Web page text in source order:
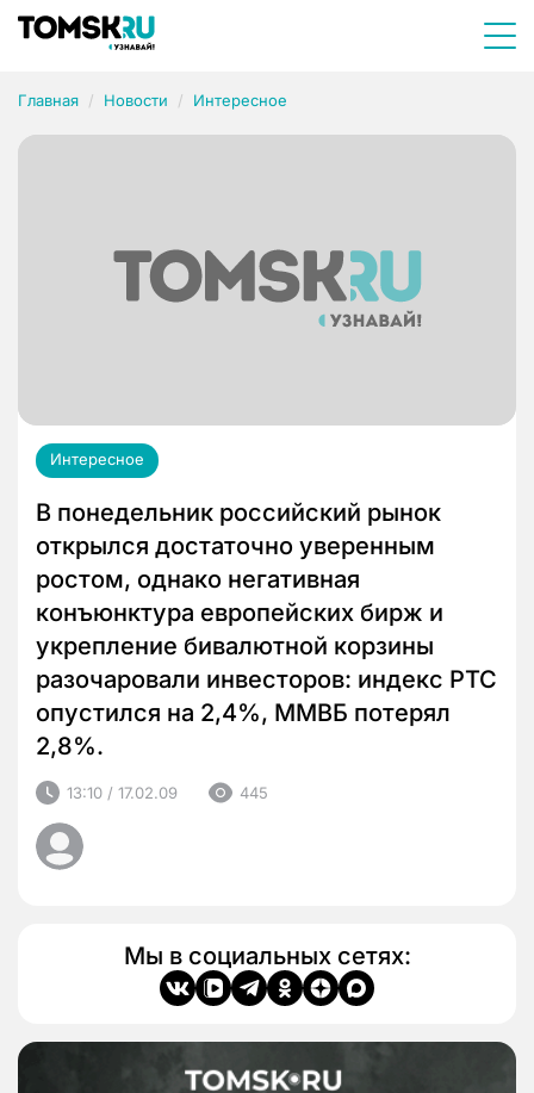
Главная Новости Интересное
Интересное
В понедельник российский рынок
открылся достаточно уверенным
ростом, однако негативная
конъюнктура европейских бирж и
укрепление бивалютной корзины
разочаровали инвесторов: индекс РТС
опустился на 2,4%, ММВБ потерял
2,8%.
13:10 / 17.02.09 445
Мы в социальных сетях: